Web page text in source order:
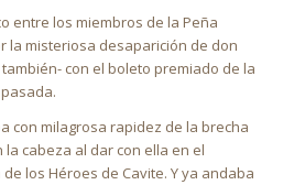
entre los miembros de la Peña
la misteriosa desaparición de don
con el boleto premiado de la
con milagrosa rapidez de la brecha
cabeza al dar con ella en el
los Héroes de Cavite. Y ya andaba